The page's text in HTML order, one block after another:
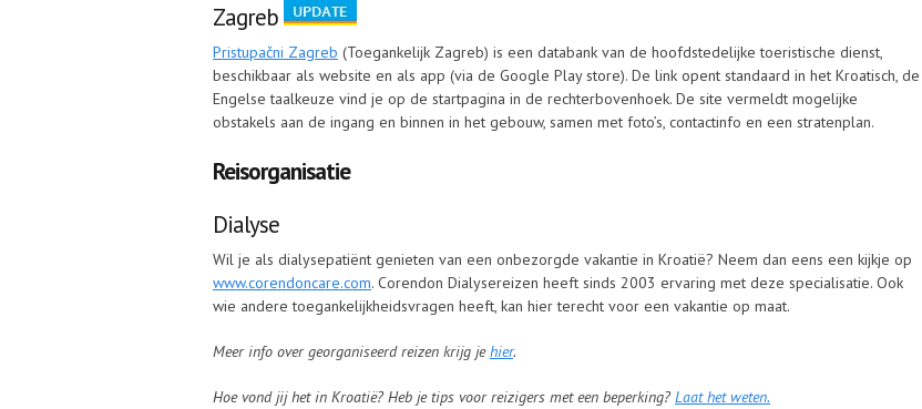
Zagreb
Pristupačni Zagreb (Toegankelijk Zagreb) is een databank van de hoofdstedelijke toeristische dienst,
beschikbaar als website en als app (via de Google Play store). De link opent standaard in het Kroatisch, de
Engelse taalkeuze vind je op de startpagina in de rechterbovenhoek. De site vermeldt mogelijke
obstakels aan de ingang en binnen in het gebouw, samen met foto’s, contactinfo en een stratenplan.
Reisorganisatie
Dialyse
Wil je als dialysepatiënt genieten van een onbezorgde vakantie in Kroatië? Neem dan eens een kijkje op
www.corendoncare.com. Corendon Dialysereizen heeft sinds 2003 ervaring met deze specialisatie. Ook
wie andere toegankelijkheidsvragen heeft, kan hier terecht voor een vakantie op maat.
Meer info over georganiseerd reizen krijg jehier.
Hoe vond jij het in Kroatië? Heb je tips voor reizigers met een beperking?Laat het weten.